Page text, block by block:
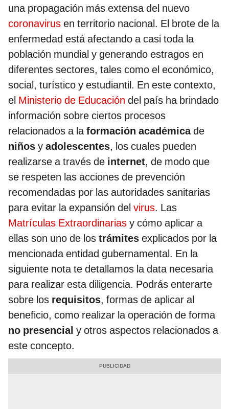
una propagación más extensa del nuevo
coronavirus en territorio nacional. El brote de la
enfermedad está afectando a casi toda la
población mundial y generando estragos en
diferentes sectores, tales como el económico,
social, turístico y estudiantil. En este contexto,
el Ministerio de Educación del país ha brindado
información sobre ciertos procesos
relacionados a laformación académicade
niños y adolescentes, los cuales pueden
realizarse a través de internet, de modo que
se respeten las acciones de prevención
recomendadas por las autoridades sanitarias
para evitar la expansión del virus. Las
Matrículas Extraordinarias y cómo aplicar a
ellas son uno de los trámites explicados por la
mencionada entidad gubernamental. En la
siguiente nota te detallamos la data necesaria
para realizar esta diligencia. Podrás enterarte
sobre los requisitos, formas de aplicar al
beneficio, como realizar la operación de forma
no presencial y otros aspectos relacionados a
este concepto.